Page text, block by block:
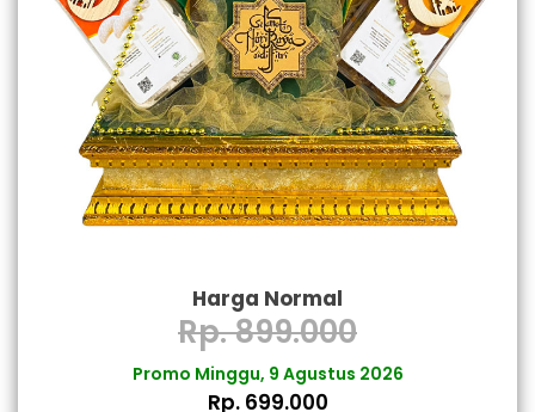
Harga Normal
Rp. 899.000
Promo Minggu, 9 Agustus 2026
Rp. 699.000